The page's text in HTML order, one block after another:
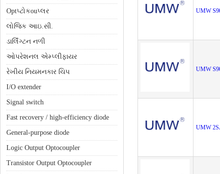
Optપ્ટોકouપ્લર
લોજિક આઇ.સી.
ડાર્લિંગ્ટન નળી
ઓપરેશનલ એમ્પ્લીફાયર
રેખીય નિયમનકાર ચિપ
I/O extender
Signal switch
Fast recovery / high-efficiency diode
General-purpose diode
Logic Output Optocoupler
Transistor Output Optocoupler
UMW
UMW
UMW